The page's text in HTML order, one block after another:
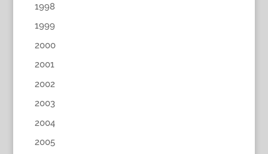
1998
1999
2000
2001
2002
2003
2004
2005